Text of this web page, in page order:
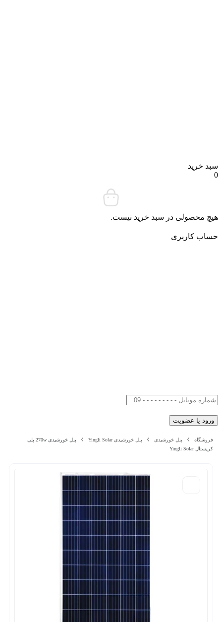
خرید
محصولی در سبد خرید نیست.
کاربری
فروشگاه پنل خورشیدی پنل خورشیدی Yingli Solar
پنل خورشیدی 270w پلی
کریستال Yingli Solar